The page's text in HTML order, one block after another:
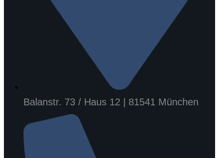
Balanstr. 73 / Haus 12 | 81541 München